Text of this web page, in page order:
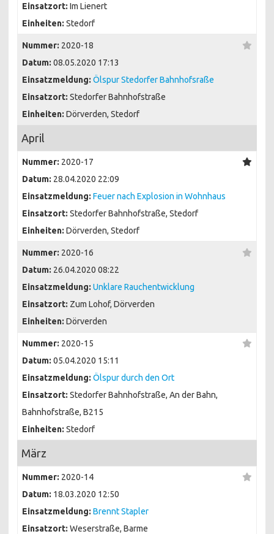
Einsatzort: Im Lienert
Einheiten: Stedorf
Nummer: 2020-18
Datum: 08.05.2020 17:13
Einsatzmeldung: Ölspur Stedorfer Bahnhofsraße
Einsatzort: Stedorfer Bahnhofstraße
Einheiten: Dörverden, Stedorf
April
Nummer: 2020-17
Datum: 28.04.2020 22:09
Einsatzmeldung: Feuer nach Explosion in Wohnhaus
Einsatzort: Stedorfer Bahnhofstraße, Stedorf
Einheiten: Dörverden, Stedorf
Nummer: 2020-16
Datum: 26.04.2020 08:22
Einsatzmeldung: Unklare Rauchentwicklung
Einsatzort: Zum Lohof, Dörverden
Einheiten: Dörverden
Nummer: 2020-15
Datum: 05.04.2020 15:11
Einsatzmeldung: Ölspur durch den Ort
Einsatzort: Stedorfer Bahnhofstraße, An der Bahn,
Bahnhofstraße, B215
Einheiten: Stedorf
März
Nummer: 2020-14
Datum: 18.03.2020 12:50
Einsatzmeldung: Brennt Stapler
Einsatzort: Weserstraße, Barme